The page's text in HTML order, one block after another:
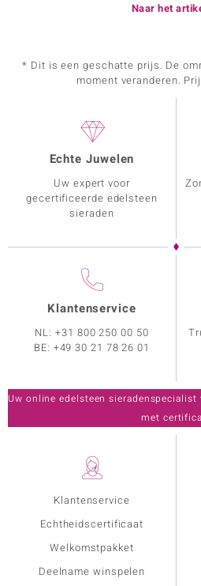
Naar het
* Dit is een geschatte prijs. De
moment veranderen.
Klantenservice
Echtheidscertificaat
Welkomstpakket
Deelname winspelen
Echte Juwelen
Uw expert voor
gecertificeerde edelsteen
sieraden
Klantenservice
NL:+31 800 250 00 50
BE: +49 30 21 78 26 01
Uw online edelsteen
met